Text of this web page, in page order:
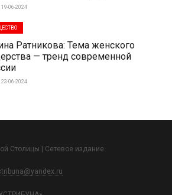
19-06-2024
Ратникова: Тема женского
— тренд современной
23-06-2024
Столицы | Сетевое издание.